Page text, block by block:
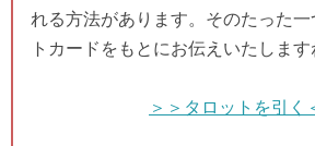
れる方法があります。そのたった
トカードをもとにお伝えいたします
＞＞タロットを引く